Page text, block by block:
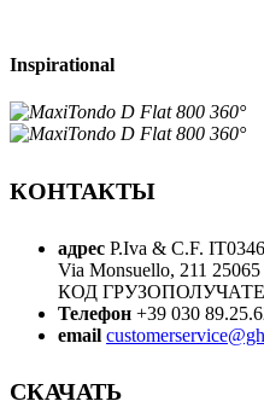
Inspirational
КОНТАКТЫ
адрес P.Iva & C.F.
Via Monsuello, 211
КОД
Телефон +39 030
email
СКАЧАТЬ